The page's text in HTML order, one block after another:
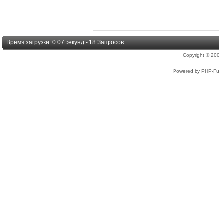
Время загрузки: 0.07 секунд - 18 Запросов
Copyright ©
Powered by PHP-